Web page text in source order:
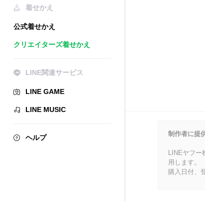
着せかえ
公式着せかえ
クリエイターズ着せかえ
LINE関連サービス
LINE GAME
LINE MUSIC
ヘルプ 制作者に提
LINEヤフー
用します。
購入日付、